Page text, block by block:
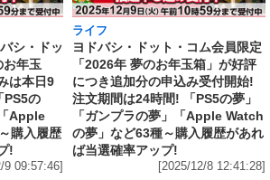
シ・ドッ
お年玉
は本日9
PS5の
Apple
購入履歴
!
9 09:57:46]
ライフ
ヨドバシ・ドット・コム会員限定
「2026年 夢のお年玉箱」が好評
につき追加分の申込み受付開始!
注文期間は24時間! 「PS5の夢」
「ガンプラの夢」「Apple Watch
の夢」など63種～購入履歴があれ
ば当選確率アップ!
[2025/12/8 12:41:28]